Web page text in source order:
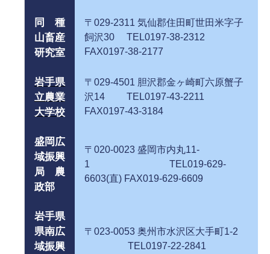
同 種
山畜産
研究室
〒029-2311 気仙郡住田町世田米字子
飼沢30 TEL0197-38-2312
FAX0197-38-2177
岩手県
立農業
大学校
〒029-4501 胆沢郡金ヶ崎町六原蟹子
沢14 TEL0197-43-2211
FAX0197-43-3184
盛岡広
域振興
局 農
政部
〒020-0023 盛岡市内丸11-
1 TEL019-629-
6603(直) FAX019-629-6609
岩手県
県南広
域振興
〒023-0053 奥州市水沢区大手町1-2
TEL0197-22-2841